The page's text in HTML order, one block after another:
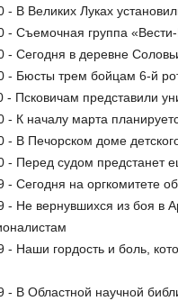
- В Великих Луках
- Съемочная группа
- Сегодня в деревне
- Бюсты трем бойцам 6-й
- Псковичам представили
- К началу марта
- В Печорском доме
- Перед судом предстанет
- Сегодня на оргкомитете
- Не вернувшихся из боя в
- Наши гордость и боль,
- В Областной научной